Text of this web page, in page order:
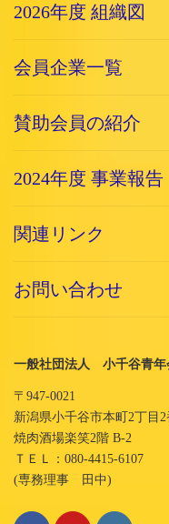
2026年度 組織図
会員企業一覧
賛助会員の紹介
2024年度 事業報告
関連リンク
お問い合わせ
一般社団法人 小千谷青年
〒947-0021
新潟県小千谷市本町2丁目2
焼肉酒場楽笑2階 B-2
ＴＥＬ：080-4415-6107
(専務理事 田中)